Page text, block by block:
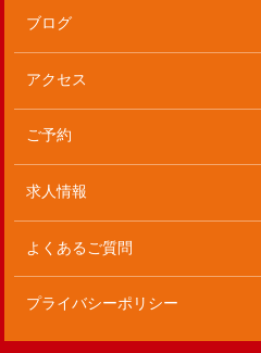
ブログ
アクセス
ご予約
求人情報
よくあるご質問
プライバシーポリシー